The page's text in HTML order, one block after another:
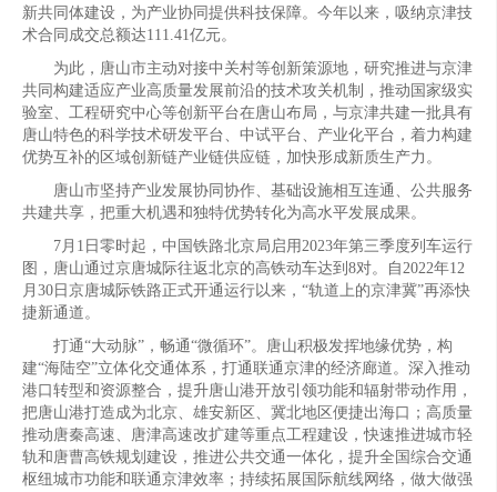
新共同体建设，为产业协同提供科技保障。今年以来，吸纳京津技
术合同成交总额达111.41亿元。
为此，唐山市主动对接中关村等创新策源地，研究推进与京津
共同构建适应产业高质量发展前沿的技术攻关机制，推动国家级实
验室、工程研究中心等创新平台在唐山布局，与京津共建一批具有
唐山特色的科学技术研发平台、中试平台、产业化平台，着力构建
优势互补的区域创新链产业链供应链，加快形成新质生产力。
唐山市坚持产业发展协同协作、基础设施相互连通、公共服务
共建共享，把重大机遇和独特优势转化为高水平发展成果。
7月1日零时起，中国铁路北京局启用2023年第三季度列车运行
图，唐山通过京唐城际往返北京的高铁动车达到8对。自2022年12
月30日京唐城际铁路正式开通运行以来，“轨道上的京津冀”再添快
捷新通道。
打通“大动脉”，畅通“微循环”。唐山积极发挥地缘优势，构
建“海陆空”立体化交通体系，打通联通京津的经济廊道。深入推动
港口转型和资源整合，提升唐山港开放引领功能和辐射带动作用，
把唐山港打造成为北京、雄安新区、冀北地区便捷出海口；高质量
推动唐秦高速、唐津高速改扩建等重点工程建设，快速推进城市轻
轨和唐曹高铁规划建设，推进公共交通一体化，提升全国综合交通
枢纽城市功能和联通京津效率；持续拓展国际航线网络，做大做强